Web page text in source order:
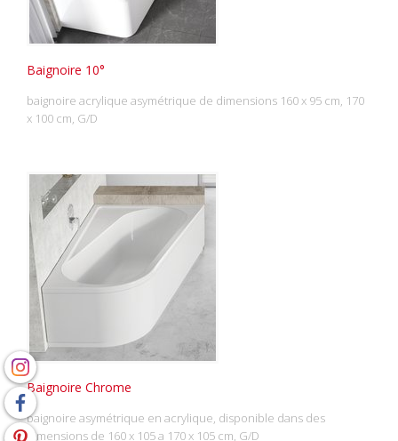
Baignoire 10°
baignoire acrylique asymétrique de dimensions 160 x 95 cm, 170
x 100 cm, G/D
Baignoire Chrome
baignoire asymétrique en acrylique, disponible dans des
dimensions de 160 x 105 a 170 x 105 cm, G/D